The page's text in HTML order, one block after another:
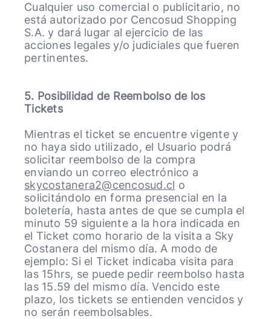
Cualquier uso comercial o publicitario, no
está autorizado por Cencosud Shopping
S.A. y dará lugar al ejercicio de las
acciones legales y/o judiciales que fueren
pertinentes.
5. Posibilidad de Reembolso de los
Tickets
Mientras el ticket se encuentre vigente y
no haya sido utilizado, el Usuario podrá
solicitar reembolso de la compra
enviando un correo electrónico a
skycostanera2@cencosud.cl o
solicitándolo en forma presencial en la
boletería, hasta antes de que se cumpla el
minuto 59 siguiente a la hora indicada en
el Ticket como horario de la visita a Sky
Costanera del mismo día. A modo de
ejemplo: Si el Ticket indicaba visita para
las 15hrs, se puede pedir reembolso hasta
las 15.59 del mismo día. Vencido este
plazo, los tickets se entienden vencidos y
no serán reembolsables.